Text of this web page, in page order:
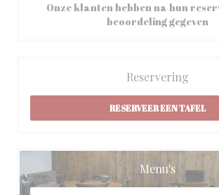
Onze klanten hebben na hun
beoordeling gegeven
Reservering
RESERVEER EEN TAFEL
Menu's